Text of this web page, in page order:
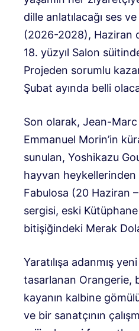
dille anlatılacağı ses
(2026-2028), Haziran
18. yüzyıl Salon
Projeden sorumlu
Şubat ayında belli
Son olarak, Jean-
Emmanuel Morin’in
sunulan, Yoshikazu
hayvan heykellerinden
Fabulosa (20 Haziran
sergisi, eski
bitişiğindeki Merak
Yaratılışa adanmış
tasarlanan Orangerie,
kayanın kalbine
ve bir sanatçının